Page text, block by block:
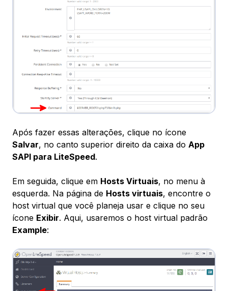
Após fazer essas alterações, clique no ícone
Salvar, no canto superior direito da caixa do App
SAPI para LiteSpeed.
Em seguida, clique em Hosts Virtuais, no menu à
esquerda. Na página de Hosts virtuais, encontre o
host virtual que você planeja usar e clique no seu
ícone Exibir. Aqui, usaremos o host virtual padrão
Example: